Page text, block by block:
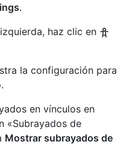
.
haz clic en
la configuración para
en vínculos en
«Subrayados de
Mostrar subrayados de